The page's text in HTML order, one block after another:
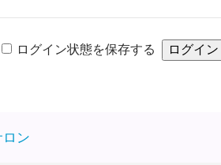
ログイン状態を保存する
ロン